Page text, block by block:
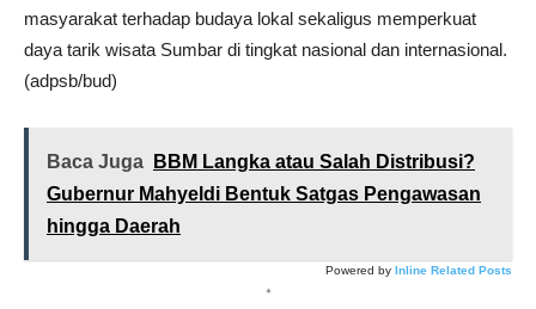
masyarakat terhadap budaya lokal sekaligus memperkuat
daya tarik wisata Sumbar di tingkat nasional dan internasional.
(adpsb/bud)
Baca Juga
BBM Langka atau Salah Distribusi?
Gubernur Mahyeldi Bentuk Satgas Pengawasan
hingga Daerah
Powered by Inline Related Posts
*